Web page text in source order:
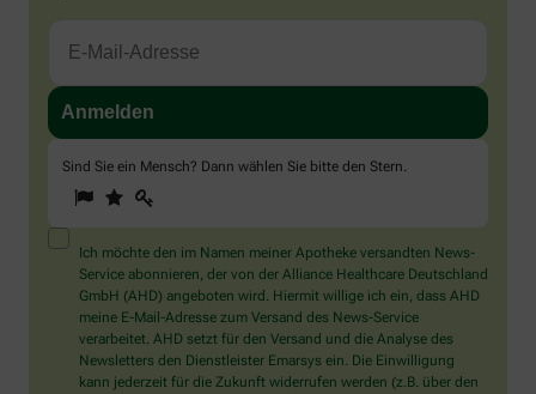
Sind Sie ein Mensch? Dann wählen Sie bitte den Stern.
Sind
Sie
ein
Mensch?
Dann
wählen
Sie
bitte
den
Stern.
1 2
Ich möchte den im Namen meiner Apotheke versandten News-
Service abonnieren, der von der Alliance Healthcare Deutschland
GmbH (AHD) angeboten wird. Hiermit willige ich ein, dass AHD
meine E-Mail-Adresse zum Versand des News-Service
verarbeitet. AHD setzt für den Versand und die Analyse des
Newsletters den Dienstleister Emarsys ein. Die Einwilligung
kann jederzeit für die Zukunft widerrufen werden (z.B. über den